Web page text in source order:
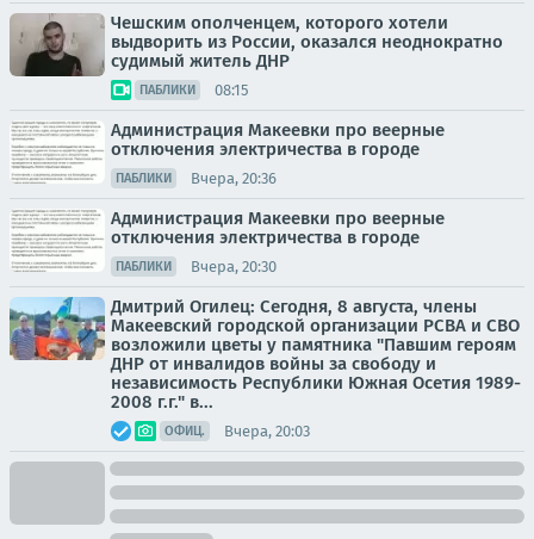
Чешским ополченцем, которого хотели
выдворить из России, оказался неоднократно
судимый житель ДНР
ПАБЛИКИ 08:15
Администрация Макеевки про веерные
отключения электричества в городе
ПАБЛИКИ Вчера, 20:36
Администрация Макеевки про веерные
отключения электричества в городе
ПАБЛИКИ Вчера, 20:30
Дмитрий Огилец: Сегодня, 8 августа, члены
Макеевский городской организации РСВА и СВО
возложили цветы у памятника "Павшим героям
ДНР от инвалидов войны за свободу и
независимость Республики Южная Осетия 1989-
2008 г.г." в...
ОФИЦ. Вчера, 20:03